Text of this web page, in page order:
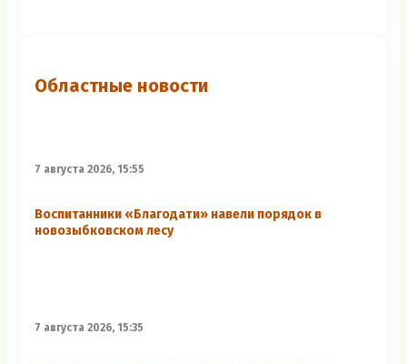
Областные новости
7 августа 2026, 15:55
Воспитанники «Благодати» навели порядок в
новозыбковском лесу
7 августа 2026, 15:35